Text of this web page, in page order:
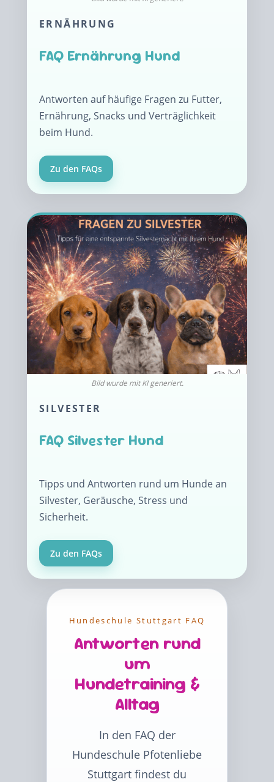
ERNÄHRUNG
FAQ Ernährung Hund
Antworten auf häufige Fragen zu Futter,
Ernährung, Snacks und Verträglichkeit
beim Hund.
Zu den FAQs
SILVESTER
FAQ Silvester Hund
Tipps und Antworten rund um Hunde an
Silvester, Geräusche, Stress und
Sicherheit.
Zu den FAQs
Hundeschule Stuttgart FAQ
Antworten rund
um
Hundetraining &
Alltag
In den FAQ der
Hundeschule Pfotenliebe
Stuttgart findest du